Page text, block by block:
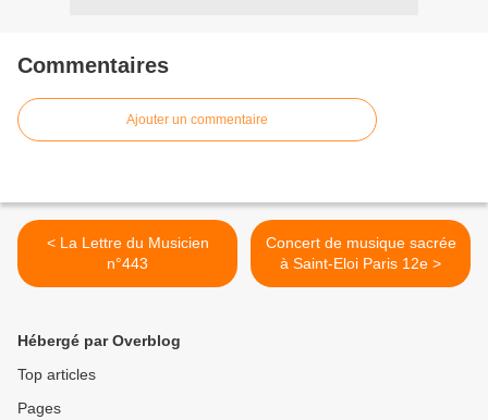
Commentaires
Ajouter un commentaire
< La Lettre du Musicien
n°443
Concert de musique sacrée
à Saint-Eloi Paris 12e >
Hébergé par Overblog
Top articles
Pages